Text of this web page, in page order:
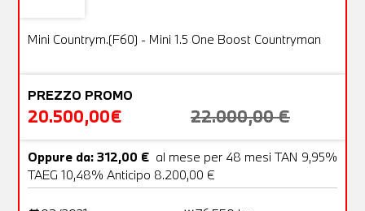
OFFERTA
Mini Countrym.(F60) - Mini 1.5 One Boost Countryman
PREZZO PROMO
20.500,00€ 22.000,00 €
Oppure da: 312,00 € al mese per 48 mesi TAN 9,95%
TAEG 10,48% Anticipo 8.200,00 €